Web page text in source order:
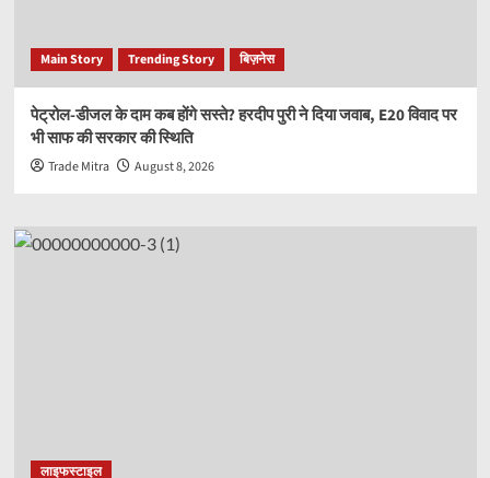
Main Story Trending Story बिज़नेस
पेट्रोल-डीजल के दाम कब होंगे सस्ते? हरदीप पुरी ने दिया जवाब, E20 विवाद पर
भी साफ की सरकार की स्थिति
Trade Mitra August 8, 2026
लाइफस्टाइल